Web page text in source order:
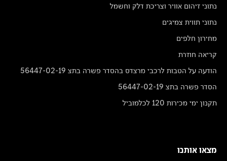
נתוני זיהום אוויר וצריכת דלק וחשמל
נתוני תווית צמיגים
מחירון חלפים
קריאה חוזרת
הודעה על הטבות לרכבי מרצדס בהסדר פשרה בתצ 56447-02-19
הסדר פשרה בתצ 56447-02-19
תקנון ימי מכירות 120 לכלמוביל
מצאו אותנו